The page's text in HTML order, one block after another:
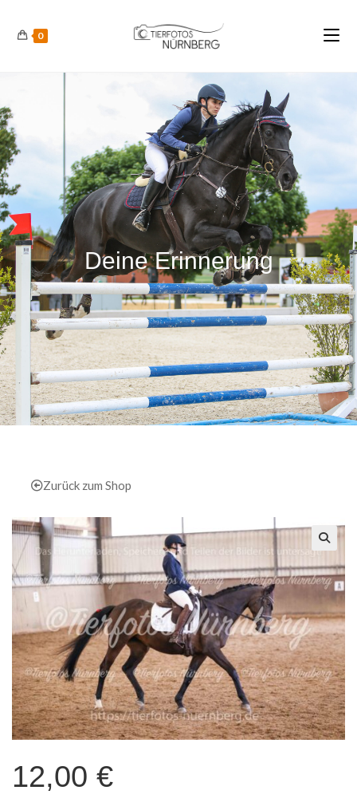
0
Deine Erinnerung
Zurück zum Shop
12,00 €